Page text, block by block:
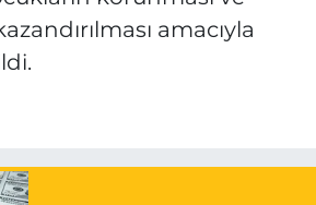
amacıyla